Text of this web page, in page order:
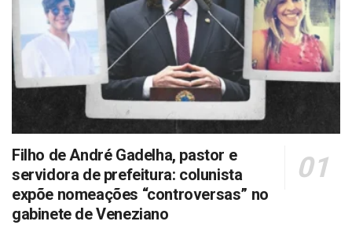
Filho de André Gadelha, pastor e
servidora de prefeitura: colunista
expõe nomeações “controversas” no
gabinete de Veneziano